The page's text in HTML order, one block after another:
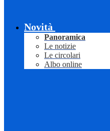
Novità
Panoramica
Le notizie
Le circolari
Albo online